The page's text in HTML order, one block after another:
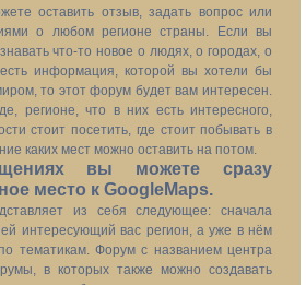
оставить отзыв, задать вопрос или
о любом регионе страны. Если вы
что-то новое о людях, о городах, о
информация, которой вы хотели бы
то этот форум будет вам интересен.
регионе, что в них есть интересного,
стоит посетить, где стоит побывать в
каких мест можно оставить на потом.
вы можете сразу
место к GoogleMaps.
из себя следующее: сначала
интересующий вас регион, а уже в нём
тематикам. Форум с названием центра
в которых также можно создавать